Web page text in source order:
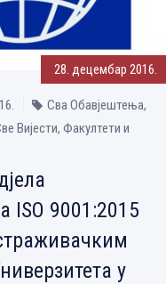
28. децембар 2016.
Сва Обавјештења,
Вијести, Факултети и
ISO 9001:2015
у